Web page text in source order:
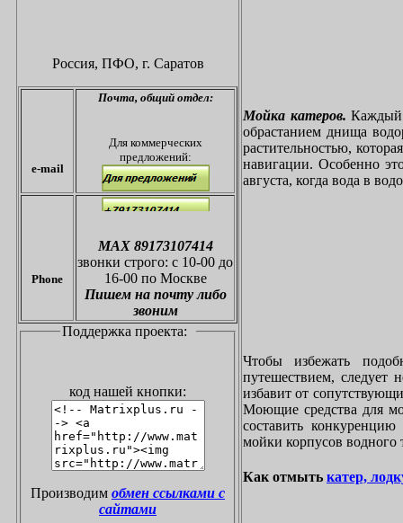
Россия, ПФО, г. Саратов
e-mail
Почта, общий отдел:
Для коммерческих
предложений:
Phone
МАХ 89173107414
звонки строго: с 10-00 до
16-00 по Москве
Пишем на почту либо
звоним
Поддержка проекта:
код нашей кнопки:
Производим обмен ссылками с
сайтами
Мойка катеров. Каждый
обрастанием днища
растительностью,
навигации. Особенно
августа, когда вода в
Чтобы избежать
путешествием, следует
избавит от
Моющие средства для
составить
мойки корпусов водного
Как отмыть катер,